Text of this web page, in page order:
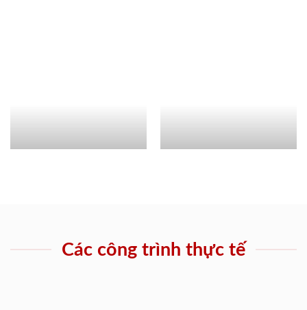
Các công trình thực tế